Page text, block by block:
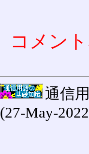
コメン
通信
(27-May-